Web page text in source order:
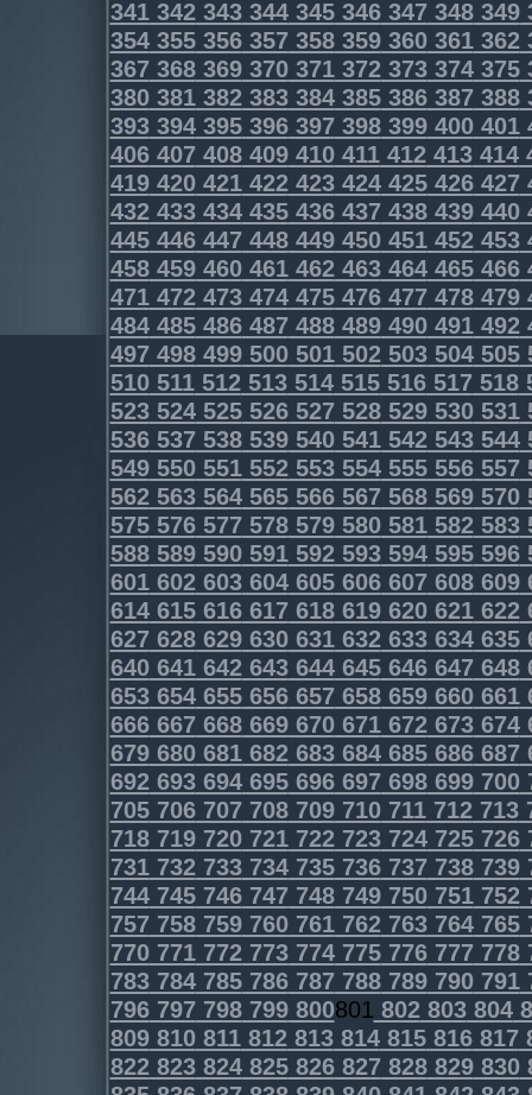
341342343344345346347348349
354355356357358359360361362
367368369370371372373374375
380381382383384385386387388
393394395396397398399400401
406407408409410411412413414
419420421422423424425426427
432433434435436437438439440
445446447448449450451452453
458459460461462463464465466
471472473474475476477478479
484485486487488489490491492
497498499500501502503504505
510511512513514515516517518
523524525526527528529530531
536537538539540541542543544
549550551552553554555556557
562563564565566567568569570
575576577578579580581582583
588589590591592593594595596
601602603604605606607608609
614615616617618619620621622
627628629630631632633634635
640641642643644645646647648
653654655656657658659660661
666667668669670671672673674
679680681682683684685686687
692693694695696697698699700
705706707708709710711712713
718719720721722723724725726
731732733734735736737738739
744745746747748749750751752
757758759760761762763764765
770771772773774775776777778
783784785786787788789790791
796797798799800801 802803804
809810811812813814815816817
822823824825826827828829830